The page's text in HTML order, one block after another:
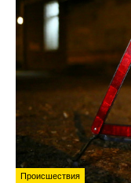
Происшествия